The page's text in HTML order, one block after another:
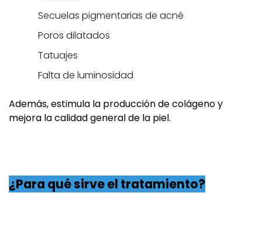
Secuelas pigmentarias de acné
Poros dilatados
Tatuajes
Falta de luminosidad
Además, estimula la producción de colágeno y
mejora la calidad general de la piel.
¿Para qué sirve el tratamiento?